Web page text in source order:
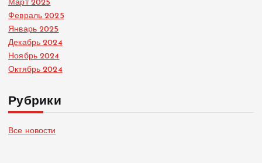
Март 2025
Февраль 2025
Январь 2025
Декабрь 2024
Ноябрь 2024
Октябрь 2024
Рубрики
Все новости